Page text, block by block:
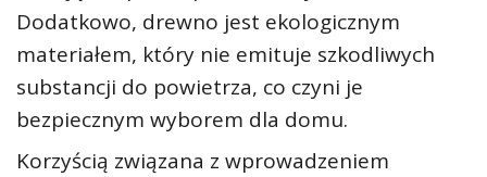
Dodatkowo, drewno jest ekologicznym
materiałem, który nie emituje szkodliwych
substancji do powietrza, co czyni je
bezpiecznym wyborem dla domu.
Korzyścią związana z wprowadzeniem